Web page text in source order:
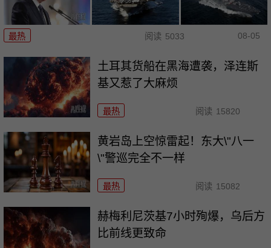
最热 阅读 5033 08-05
土耳其货船在黑海遭袭，泽连斯
基又惹了大麻烦
最热 阅读 15820
黄岩岛上空惊雷起！东大\"八一
\"警巡完全不一样
最热 阅读 15082
赫梅利尼茨基7小时殉爆，乌后方
比前线更致命